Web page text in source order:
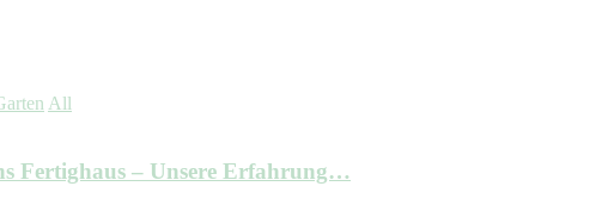
All
Fertighaus – Unsere Erfahrung…